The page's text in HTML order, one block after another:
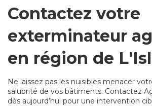
Contactez votre
exterminateur
en région de
Ne laissez pas les nuisibles menacer
salubrité de vos bâtiments. Contactez
dès aujourd’hui pour une intervention